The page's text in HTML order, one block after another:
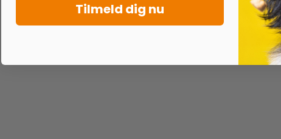
Tilmeld dig nu